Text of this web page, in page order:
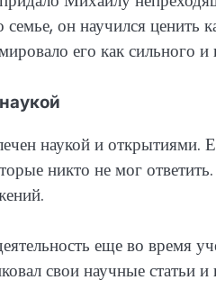
он научился ценить
его как сильного и
наукой и
никто не мог
еще во время
свои научные статьи